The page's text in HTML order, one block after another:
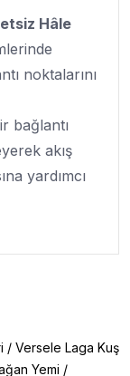
Hâle
noktalarını
bağlantı
akış
yardımcı
/ Versele Laga Kuş
Yemi /